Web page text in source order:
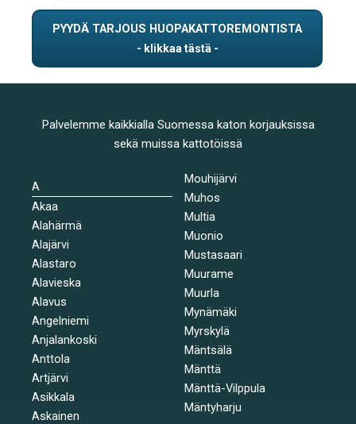
PYYDÄ TARJOUS HUOPAKATTOREMONTISTA
Palvelemme kaikkialla Suomessa katon korjauksissa
sekä muissa kattotöissä
A
Akaa
Alahärmä
Alajärvi
Alastaro
Alavieska
Alavus
Angelniemi
Anjalankoski
Anttola
Artjärvi
Asikkala
Askainen
Mouhijärvi
Muhos
Multia
Muonio
Mustasaari
Muurame
Muurla
Mynämäki
Myrskylä
Mäntsälä
Mänttä
Mänttä-Vilppula
Mäntyharju